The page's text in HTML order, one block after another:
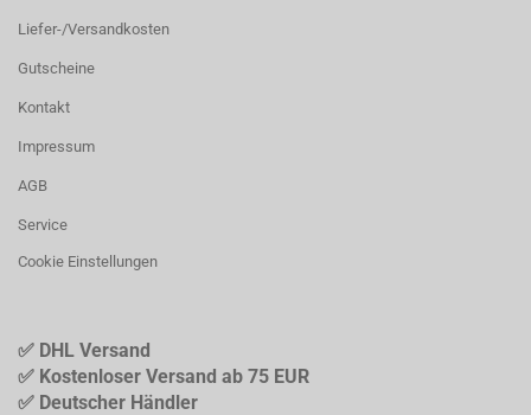
Liefer-/Versandkosten
Gutscheine
Kontakt
Impressum
AGB
Service
Cookie Einstellungen
✅ DHL Versand
✅ Kostenloser Versand ab 75 EUR
✅ Deutscher Händler